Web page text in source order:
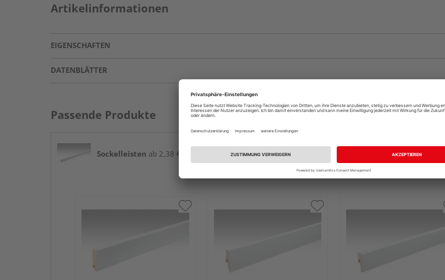
Artikelinformationen
EIGENSCHAFTEN
DATENBLÄTTER
Passende Produkte
Sockelleisten ab 2,38 € / lfm